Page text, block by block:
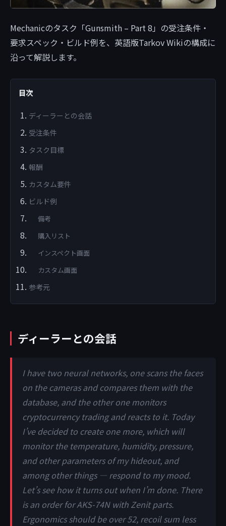
Mechanicのタスク「Gunsmith – Part 8」の受注条件・
要求スペック・ビルド例を、英語版Tarkov Wikiの構成に
沿って解説します。
目次
ディーラーとの会話
受注条件
タスク目標
報酬
カスタム要件
ビルド例
備考
購入リスト
インスペクト画面
カスタム画面
参考元
ディーラーとの会話
I have two neural networks, one scans the faces
on the cameras and compares them with the
database, and the other one monitors
cryptocurrency trading and reacts to it. Today
I’ve decided to create one more, which will
monitor the temperature, humidity, pressure,
and other parameters of my hideout, and
among other things — respond to my mood.
Let’s see how it turns out when I’m done. There
is an order for AKS-74N with Zenit parts.
Ergonomics should be over 52, recoil sum less